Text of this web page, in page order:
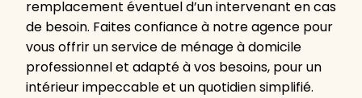
remplacement éventuel d’un intervenant en cas
de besoin. Faites confiance à notre agence pour
vous offrir un service de ménage à domicile
professionnel et adapté à vos besoins, pour un
intérieur impeccable et un quotidien simplifié.